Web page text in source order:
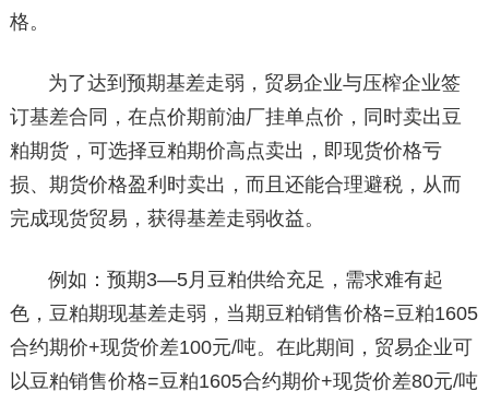
格。
为了达到预期基差走弱，贸易企业与压榨企业签
订基差合同，在点价期前油厂挂单点价，同时卖出豆
粕期货，可选择豆粕期价高点卖出，即现货价格亏
损、期货价格盈利时卖出，而且还能合理避税，从而
完成现货贸易，获得基差走弱收益。
例如：预期3—5月豆粕供给充足，需求难有起
色，豆粕期现基差走弱，当期豆粕销售价格=豆粕1605
合约期价+现货价差100元/吨。在此期间，贸易企业可
以豆粕销售价格=豆粕1605合约期价+现货价差80元/吨